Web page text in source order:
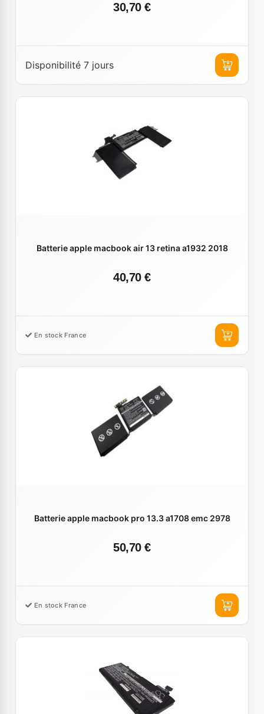
30,70 €
Disponibilité 7 jours
Batterie apple macbook air 13 retina a1932 2018
40,70 €
En stock France
Batterie apple macbook pro 13.3 a1708 emc 2978
50,70 €
En stock France